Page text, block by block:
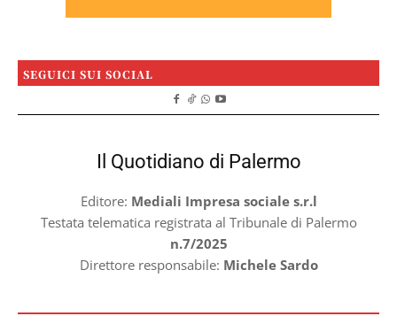
SEGUICI SUI SOCIAL
Il Quotidiano di Palermo
Editore: Mediali Impresa sociale s.r.l
Testata telematica registrata al Tribunale di Palermo
n.7/2025
Direttore responsabile: Michele Sardo